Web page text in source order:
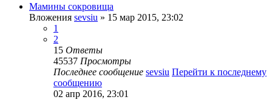
Мамины сокровища
Вложения sevsiu » 15 мар 2015, 23:02
1
2
15 Ответы
45537 Просмотры
Последнее сообщение sevsiu Перейти к последнему
сообщению
02 апр 2016, 23:01